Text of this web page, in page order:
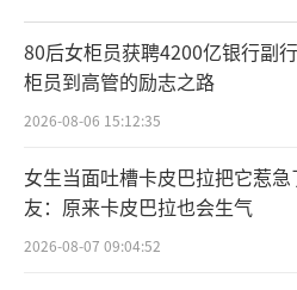
80后女柜员获聘4200亿银行副
柜员到高管的励志之路
2026-08-06 15:12:35
女生当面吐槽卡皮巴拉把它惹急
友：原来卡皮巴拉也会生气
2026-08-07 09:04:52